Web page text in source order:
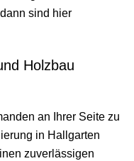
sind hier
Holzbau
an Ihrer Seite zu
in Hallgarten
zuverlässigen